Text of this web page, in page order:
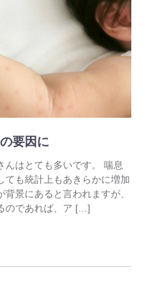
要因に
んはとても多いです。 喘息
ても統計上もあきらかに増加
景にあると言われますが、
のであれば、ア […]